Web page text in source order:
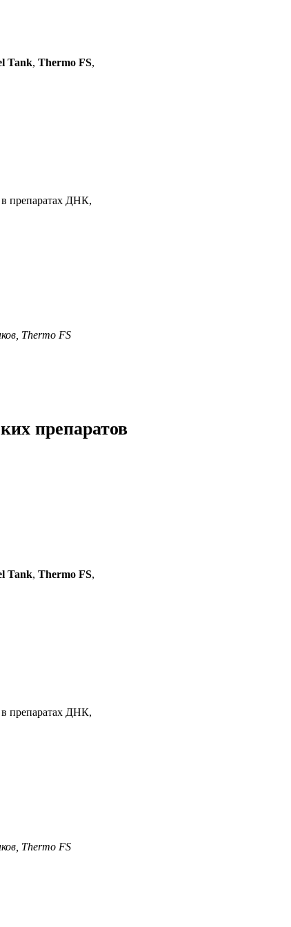
Tank, Thermo FS,
препаратах ДНК,
Thermo FS
препаратов
Tank, Thermo FS,
препаратах ДНК,
Thermo FS